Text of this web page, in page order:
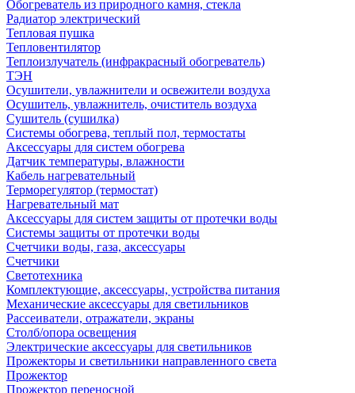
Обогреватель из природного камня, стекла
Радиатор электрический
Тепловая пушка
Тепловентилятор
Теплоизлучатель (инфракрасный обогреватель)
ТЭН
Осушители, увлажнители и освежители воздуха
Осушитель, увлажнитель, очиститель воздуха
Сушитель (сушилка)
Системы обогрева, теплый пол, термостаты
Аксессуары для систем обогрева
Датчик температуры, влажности
Кабель нагревательный
Терморегулятор (термостат)
Нагревательный мат
Аксессуары для систем защиты от протечки воды
Системы защиты от протечки воды
Счетчики воды, газа, аксессуары
Счетчики
Светотехника
Комплектующие, аксессуары, устройства питания
Механические аксессуары для светильников
Рассеиватели, отражатели, экраны
Столб/опора освещения
Электрические аксессуары для светильников
Прожекторы и светильники направленного света
Прожектор
Прожектор переносной